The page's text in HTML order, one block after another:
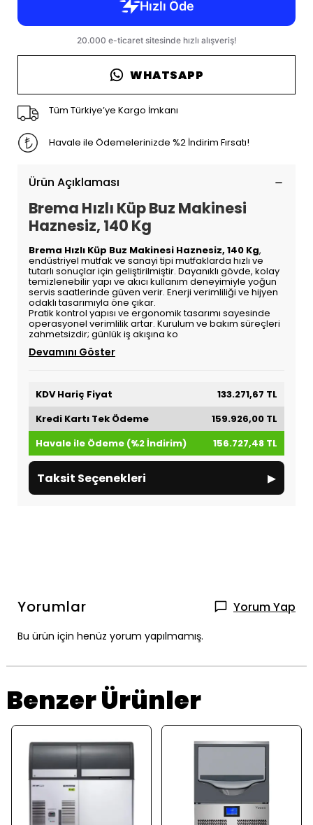
WHATSAPP
Tüm Türkiye’ye Kargo İmkanı
Havale ile Ödemelerinizde %2 İndirim Fırsatı!
Ürün Açıklaması
Brema Hızlı Küp Buz Makinesi
Haznesiz, 140 Kg
Brema Hızlı Küp Buz Makinesi Haznesiz, 140 Kg,
endüstriyel mutfak ve sanayi tipi mutfaklarda hızlı ve
tutarlı sonuçlar için geliştirilmiştir. Dayanıklı gövde, kolay
temizlenebilir yapı ve akıcı kullanım deneyimiyle yoğun
servis saatlerinde güven verir. Enerji verimliliği ve hijyen
odaklı tasarımıyla öne çıkar.
Pratik kontrol yapısı ve ergonomik tasarımı sayesinde
operasyonel verimlilik artar. Kurulum ve bakım süreçleri
zahmetsizdir; günlük iş akışına ko
Devamını Göster
KDV Hariç Fiyat
133.271,67 TL
Kredi Kartı Tek Ödeme
159.926,00 TL
Havale ile Ödeme (%2 İndirim)
156.727,48 TL
Taksit Seçenekleri ▸
Yorumlar Yorum Yap
Bu ürün için henüz yorum yapılmamış.
Benzer Ürünler